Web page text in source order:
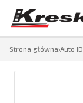
Strona główna›Auto ID